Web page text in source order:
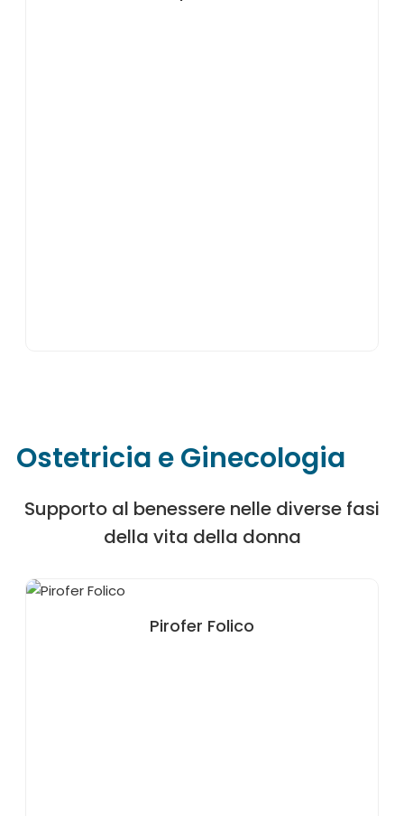
Ostetricia e Ginecologia
Supporto al benessere nelle diverse fasi
della vita della donna
Pirofer Folico